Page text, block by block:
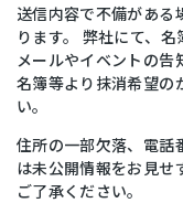
送信内容で不備がある
ります。 弊社にて、
メールやイベントの告
名簿等より抹消希望の
い。
住所の一部欠落、電話
は未公開情報をお見せ
ご了承ください。